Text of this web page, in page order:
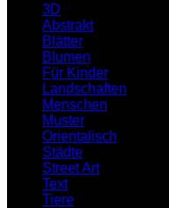
3D
Abstrakt
Blätter
Blumen
Für Kinder
Landschaften
Menschen
Muster
Orientalisch
Städte
Street Art
Text
Tiere